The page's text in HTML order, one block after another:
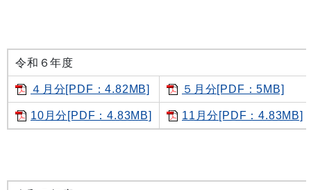
令和６年度
４月分[PDF：4.82MB] ５月分[PDF：5MB]
10月分[PDF：4.83MB] 11月分[PDF：4.83MB]